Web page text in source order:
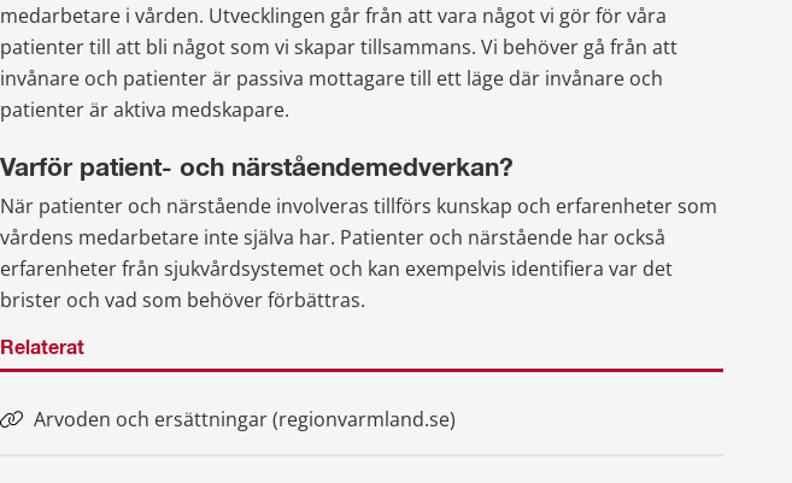
medarbetare i vården. Utvecklingen går från att vara något vi gör för våra
patienter till att bli något som vi skapar tillsammans. Vi behöver gå från att
invånare och patienter är passiva mottagare till ett läge där invånare och
patienter är aktiva medskapare.
Varför patient- och närståendemedverkan?
När patienter och närstående involveras tillförs kunskap och erfarenheter som
vårdens medarbetare inte själva har. Patienter och närstående har också
erfarenheter från sjukvårdsystemet och kan exempelvis identifiera var det
brister och vad som behöver förbättras.
Relaterat
Arvoden och ersättningar (regionvarmland.se)